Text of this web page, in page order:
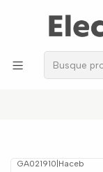
los
GA021910 Haceb